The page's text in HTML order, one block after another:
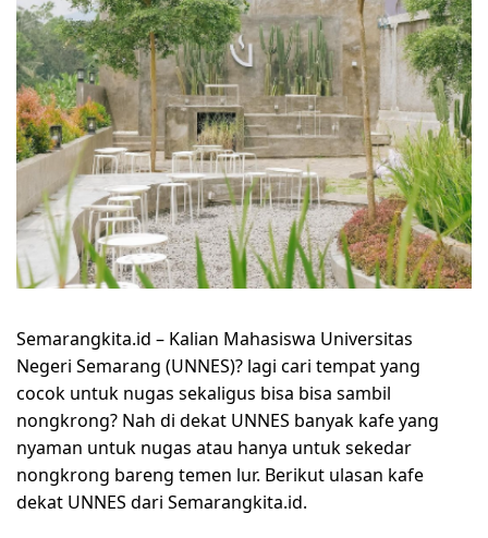
Semarangkita.id – Kalian Mahasiswa Universitas
Negeri Semarang (UNNES)? lagi cari tempat yang
cocok untuk nugas sekaligus bisa bisa sambil
nongkrong? Nah di dekat UNNES banyak kafe yang
nyaman untuk nugas atau hanya untuk sekedar
nongkrong bareng temen lur. Berikut ulasan kafe
dekat UNNES dari Semarangkita.id.